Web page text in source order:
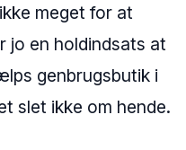
meget for at
jo en holdindsats at
genbrugsbutik i
slet ikke om hende.